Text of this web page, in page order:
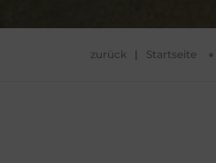
zurück | Startseite